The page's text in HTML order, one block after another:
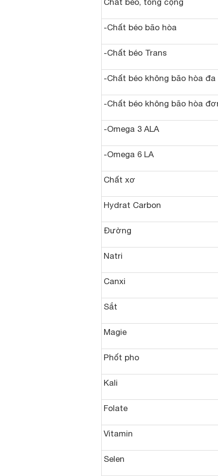
Chất béo, tổng cộng
-Chất béo bão hòa
-Chất béo Trans
-Chất béo không bão hòa đa
-Chất béo không bão hòa
-Omega 3 ALA
-Omega 6 LA
Chất xơ
Hydrat Carbon
Đường
Natri
Canxi
Sắt
Magie
Phốt pho
Kali
Folate
Vitamin
Selen